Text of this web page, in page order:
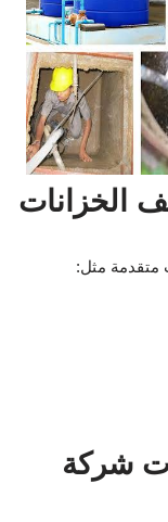
الخزانات
متقدمة مثل:
شركة